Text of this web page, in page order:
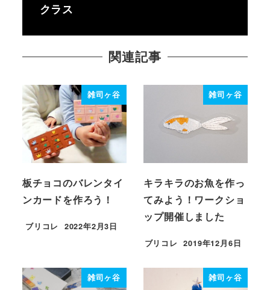
クラス
関連記事
雑司ヶ谷
板チョコのバレンタイ
ンカードを作ろう！
ブリコレ
投稿日
2022年2月3日
雑司ヶ谷
キラキラのお魚を作っ
てみよう！ワークショ
ップ開催しました
ブリコレ
投稿日
2019年12月6日
雑司ヶ谷 雑司ヶ谷